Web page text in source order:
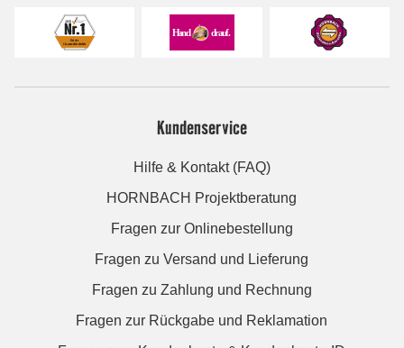
Kundenservice
Hilfe & Kontakt (FAQ)
HORNBACH Projektberatung
Fragen zur Onlinebestellung
Fragen zu Versand und Lieferung
Fragen zu Zahlung und Rechnung
Fragen zur Rückgabe und Reklamation